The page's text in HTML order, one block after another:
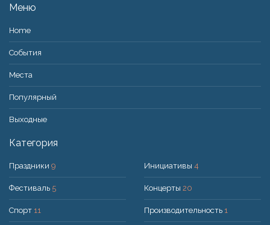
Меню
Home
События
Места
Популярный
Bыходные
Категория
Праздники 9
Фестиваль 5
Спорт 11
Инициативы 4
Концерты 20
Производительность 1